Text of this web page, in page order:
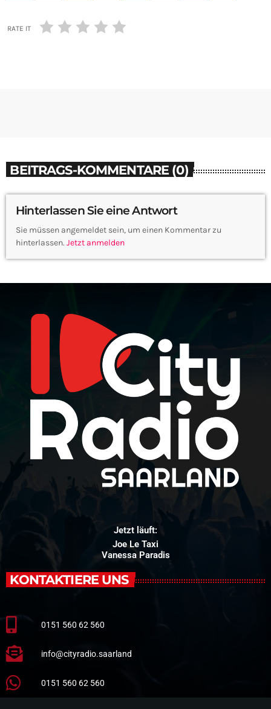
RATE IT
BEITRAGS-KOMMENTARE (0)
Hinterlassen Sie eine Antwort
Sie müssen angemeldet sein, um einen Kommentar zu
hinterlassen. Jetzt anmelden
Jetzt läuft:
Joe Le Taxi
Vanessa Paradis
KONTAKTIERE UNS
0151 560 62 560
info@cityradio.saarland
0151 560 62 560